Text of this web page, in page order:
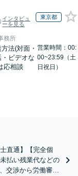
インタビュ
ーを見る
東京都
務所
法(対面・
・ビデオな
応相談
営業時間：00:
00~23:59（土
日祝日）
直通】【完全個
払い残業代などの
交渉から労働審判